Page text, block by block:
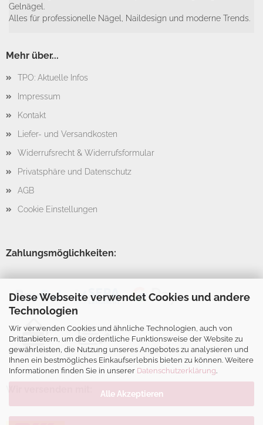
Diese Webseite verwendet Cookies und andere
Technologien
Wir verwenden Cookies und ähnliche Technologien, auch von
Drittanbietern, um die ordentliche Funktionsweise der Website zu
gewährleisten, die Nutzung unseres Angebotes zu analysieren und
Ihnen ein bestmögliches Einkaufserlebnis bieten zu können. Weitere
Informationen finden Sie in unserer Datenschutzerklärung.
Alle Akzeptieren
Gelnägel.
Alles für professionelle Nägel, Naildesign und moderne Trends.
Mehr über...
TPO: Aktuelle Infos
Impressum
Kontakt
Liefer- und Versandkosten
Widerrufsrecht & Widerrufsformular
Privatsphäre und Datenschutz
AGB
Cookie Einstellungen
Zahlungsmöglichkeiten: